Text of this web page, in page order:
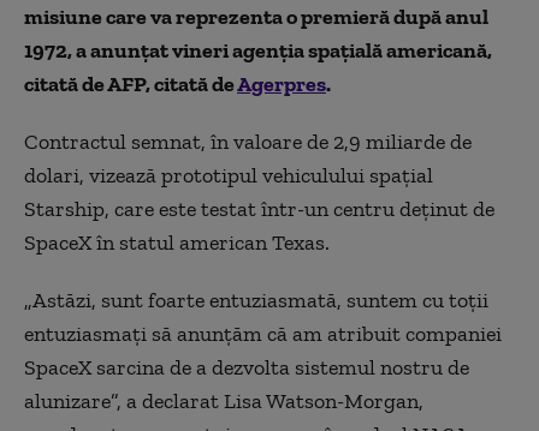
misiune care va reprezenta o premieră după anul
1972, a anunţat vineri agenţia spaţială americană,
citată de AFP, citată deAgerpres.
Contractul semnat, în valoare de 2,9 miliarde de
dolari, vizează prototipul vehiculului spaţial
Starship, care este testat într-un centru deţinut de
SpaceX în statul american Texas.
„Astăzi, sunt foarte entuziasmată, suntem cu toţii
entuziasmaţi să anunţăm că am atribuit companiei
SpaceX sarcina de a dezvolta sistemul nostru de
alunizare”, a declarat Lisa Watson-Morgan,